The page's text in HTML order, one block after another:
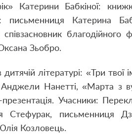
Катерини Бабкіної:
Катерина
благодійного
Зьобро.
літературі: «Три твої
Нанетті, «Марта з
Учасники:
Стефурак, письменниця
Козловець.